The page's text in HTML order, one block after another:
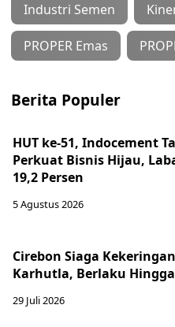
Industri Semen
PROPER Emas
Berita Populer
HUT ke-51, Indocement
Perkuat Bisnis Hijau,
19,2 Persen
5 Agustus 2026
Cirebon Siaga
Karhutla, Berlaku
29 Juli 2026